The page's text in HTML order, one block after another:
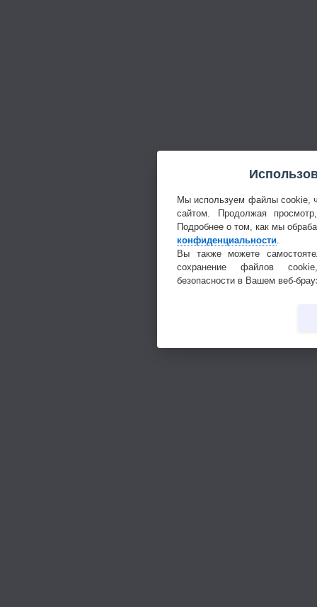
Мы используем файлы cookie,
сайтом. Продолжая
Подробнее о том, как мы
конфиденциальности
Вы также можете
сохранение файлов
безопасности в Вашем веб-